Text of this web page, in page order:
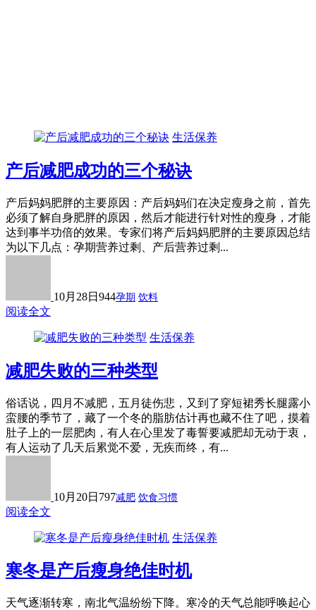
生活保养
产后减肥成功的三个秘诀
产后妈妈肥胖的主要原因：产后妈妈们在决定瘦身之前，首先
必须了解自身肥胖的原因，然后才能进行针对性的瘦身，才能
达到事半功倍的效果。专家们将产后妈妈肥胖的主要原因总结
为以下几点：孕期营养过剩、产后营养过剩...
10月28日 944孕期 饮料
阅读全文
生活保养
减肥失败的三种类型
俗话说，四月不减肥，五月徒伤悲，又到了穿短裙秀长腿露小
蛮腰的季节了，藏了一个冬的脂肪估计再也藏不住了吧，摸着
肚子上的一层肥肉，有人在心里发了毒誓要减肥却无动于衷，
有人运动了几天后累觉不爱，无疾而终，有...
10月20日 797减肥 饮食习惯
阅读全文
生活保养
寒冬是产后瘦身绝佳时机
天气逐渐转寒，南北气温纷纷下降。寒冷的天气总能呼唤起心